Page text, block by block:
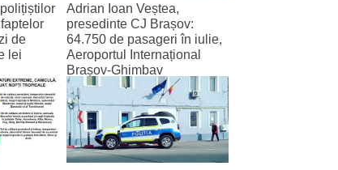
de
lei
Adrian Ioan Veștea,
presedinte CJ Brașov:
64.750 de pasageri în iulie,
Aeroportul Internațional
Brașov‑Ghimbav
înregistrează cel mai bun
trafic lunar de la deschidere
2 August 2026